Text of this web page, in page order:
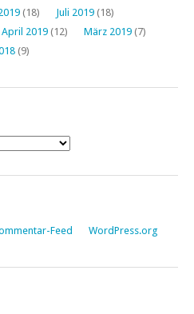
(18) Juli 2019 (18)
April 2019 (12) März 2019 (7)
(9)
Feed WordPress.org